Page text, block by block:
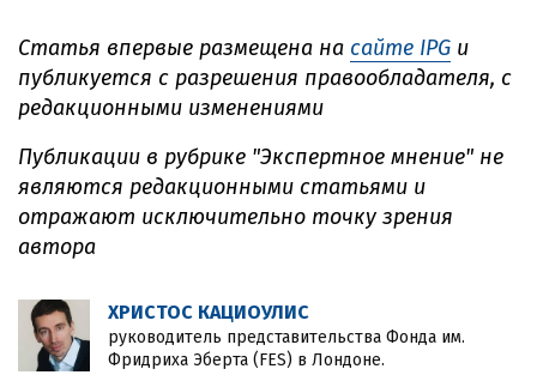
Cтатья впервые размещена на сайте IPG и
публикуется с разрешения правообладателя, с
редакционными изменениями
Публикации в рубрике "Экспертное мнение" не
являются редакционными статьями и
отражают исключительно точку зрения
автора
ХРИСТОС КАЦИОУЛИС
руководитель представительства Фонда им.
Фридриха Эберта (FES) в Лондоне.